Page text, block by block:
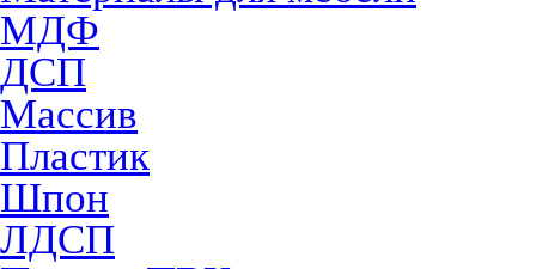
МДФ
ДСП
Массив
Пластик
Шпон
ЛДСП